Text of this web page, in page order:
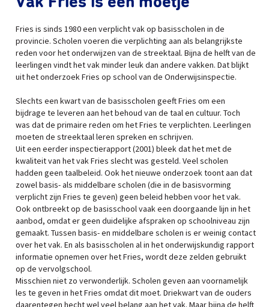
Fries is sinds 1980 een verplicht vak op basisscholen in de
provincie. Scholen voeren die verplichting aan als belangrijkste
reden voor het onderwijzen van de streektaal. Bijna de helft van de
leerlingen vindt het vak minder leuk dan andere vakken. Dat blijkt
uit het onderzoek Fries op school van de Onderwijsinspectie.
Slechts een kwart van de basisscholen geeft Fries om een
bijdrage te leveren aan het behoud van de taal en cultuur. Toch
was dat de primaire reden om het Fries te verplichten. Leerlingen
moeten de streektaal leren spreken en schrijven.
Uit een eerder inspectierapport (2001) bleek dat het met de
kwaliteit van het vak Fries slecht was gesteld. Veel scholen
hadden geen taalbeleid. Ook het nieuwe onderzoek toont aan dat
zowel basis- als middelbare scholen (die in de basisvorming
verplicht zijn Fries te geven) geen beleid hebben voor het vak.
Ook ontbreekt op de basisschool vaak een doorgaande lijn in het
aanbod, omdat er geen duidelijke afspraken op schoolniveau zijn
gemaakt. Tussen basis- en middelbare scholen is er weinig contact
over het vak. En als basisscholen al in het onderwijskundig rapport
informatie opnemen over het Fries, wordt deze zelden gebruikt
op de vervolgschool.
Misschien niet zo verwonderlijk. Scholen geven aan voornamelijk
les te geven in het Fries omdat dit moet. Driekwart van de ouders
daarentegen hecht wel veel belang aan het vak. Maar bijna de helft